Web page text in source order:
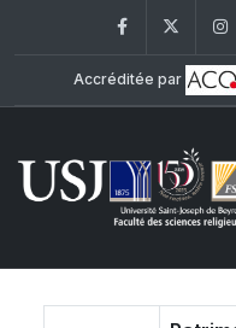
Facebook
Accréditée par